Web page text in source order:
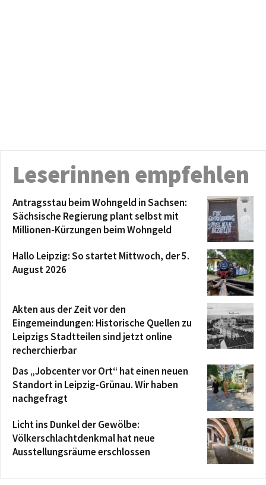
Leserinnen empfehlen
Antragsstau beim Wohngeld in Sachsen:
Sächsische Regierung plant selbst mit
Millionen-Kürzungen beim Wohngeld
Hallo Leipzig: So startet Mittwoch, der 5.
August 2026
Akten aus der Zeit vor den
Eingemeindungen: Historische Quellen zu
Leipzigs Stadtteilen sind jetzt online
recherchierbar
Das „Jobcenter vor Ort“ hat einen neuen
Standort in Leipzig-Grünau. Wir haben
nachgefragt
Licht ins Dunkel der Gewölbe:
Völkerschlachtdenkmal hat neue
Ausstellungsräume erschlossen